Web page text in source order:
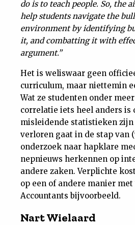
do is to teach people. So, the
help students navigate the
environment by identifying
it, and combatting it with
argument.”
Het is weliswaar geen
curriculum, maar niettemin
Wat ze studenten onder
correlatie iets heel anders is
misleidende statistieken zijn
verloren gaat in de stap van
onderzoek naar hapklare
nepnieuws herkennen op
andere zaken. Verplichte
op een of andere manier
Accountants bijvoorbeeld.
Nart Wielaard